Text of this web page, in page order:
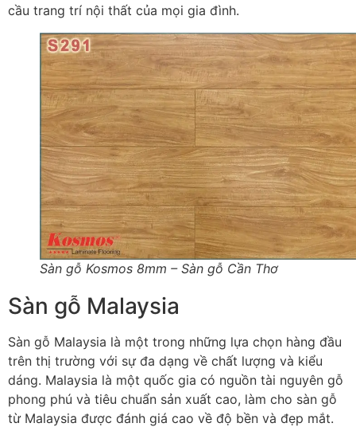
cầu trang trí nội thất của mọi gia đình.
Sàn gỗ Kosmos 8mm – Sàn gỗ Cần Thơ
Sàn gỗ Malaysia
Sàn gỗ Malaysia là một trong những lựa chọn hàng đầu
trên thị trường với sự đa dạng về chất lượng và kiểu
dáng. Malaysia là một quốc gia có nguồn tài nguyên gỗ
phong phú và tiêu chuẩn sản xuất cao, làm cho sàn gỗ
từ Malaysia được đánh giá cao về độ bền và đẹp mắt.